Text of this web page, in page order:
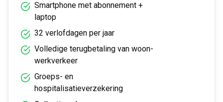
Smartphone met abonnement +
laptop
32 verlofdagen per jaar
Volledige terugbetaling van woon-
werkverkeer
Groeps- en
hospitalisatieverzekering